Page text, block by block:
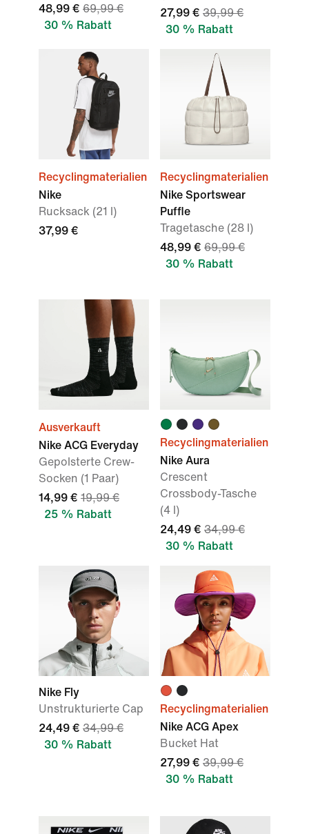
48,99 € 69,99 €
30 % Rabatt
27,99 € 39,99 €
30 % Rabatt
Recyclingmaterialien
Nike
Rucksack (21 l)
37,99 €
Recyclingmaterialien
Nike Sportswear
Puffle
Tragetasche (28 l)
48,99 € 69,99 €
30 % Rabatt
Ausverkauft
Nike ACG Everyday
Gepolsterte Crew-
Socken (1 Paar)
14,99 € 19,99 €
25 % Rabatt
Recyclingmaterialien
Nike Aura
Crescent
Crossbody-Tasche
(4 l)
24,49 € 34,99 €
30 % Rabatt
Nike Fly
Unstrukturierte Cap
24,49 € 34,99 €
30 % Rabatt
Recyclingmaterialien
Nike ACG Apex
Bucket Hat
27,99 € 39,99 €
30 % Rabatt